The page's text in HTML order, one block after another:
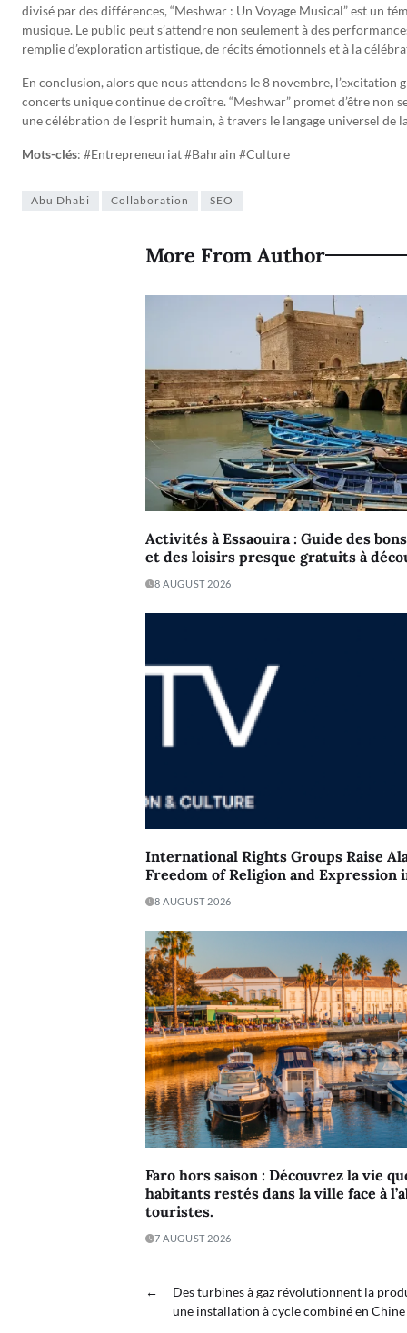
divisé par des différences, “Meshwar : Un Voyage Musical” est un
musique. Le public peut s’attendre non seulement à des
remplie d’exploration artistique, de récits émotionnels et à la
En conclusion, alors que nous attendons le 8 novembre, l’excitation
concerts unique continue de croître. “Meshwar” promet d’être non
une célébration de l’esprit humain, à travers le langage universel de
Mots-clés: #Entrepreneuriat #Bahrain #Culture
Abu Dhabi Collaboration SEO
More From Author
Activités à Essaouira : Guide des
et des loisirs presque gratuits à
8 AUGUST 2026
International Rights Groups Raise
Freedom of Religion and Expression
8 AUGUST 2026
Faro hors saison : Découvrez la vie
habitants restés dans la ville face à
touristes.
7 AUGUST 2026
←
Des turbines à gaz révolutionnent la
une installation à cycle combiné en